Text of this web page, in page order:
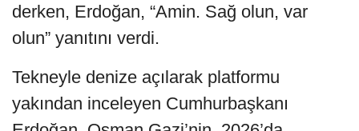
derken, Erdoğan, “Amin. Sağ olun, var
olun” yanıtını verdi.
Tekneyle denize açılarak platformu
yakından inceleyen Cumhurbaşkanı